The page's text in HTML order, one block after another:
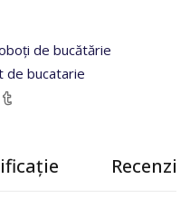
de bucătărie
de bucatarie
Recenzii